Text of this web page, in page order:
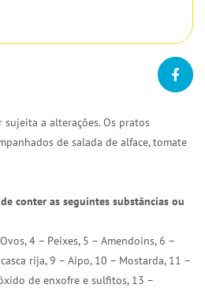
sujeita a alterações. Os pratos
de salada de alface, tomate
conter as seguintes substâncias ou
4 – Peixes, 5 – Amendoins, 6 –
rija, 9 – Aipo, 10 – Mostarda, 11 –
de enxofre e sulfitos, 13 –